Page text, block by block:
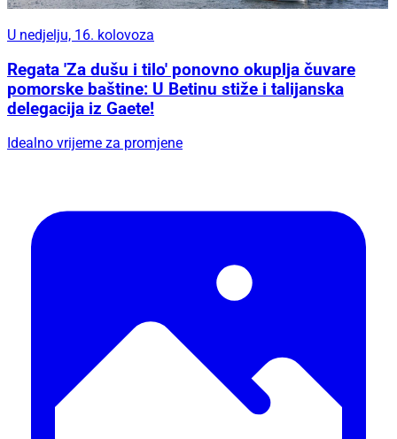
U nedjelju, 16. kolovoza
Regata 'Za dušu i tilo' ponovno okuplja čuvare
pomorske baštine: U Betinu stiže i talijanska
delegacija iz Gaete!
Idealno vrijeme za promjene